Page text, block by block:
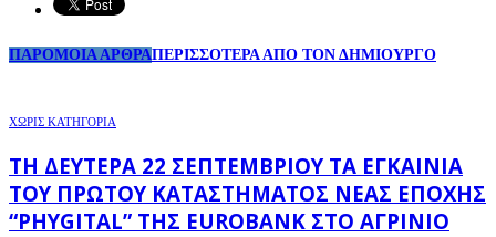
ΠΑΡΟΜΟΙΑ ΑΡΘΡΑΠΕΡΙΣΣΟΤΕΡΑ ΑΠΟ ΤΟΝ ΔΗΜΙΟΥΡΓΟ
ΧΩΡΊΣ ΚΑΤΗΓΟΡΊΑ
ΤΗ ΔΕΥΤΈΡΑ 22 ΣΕΠΤΕΜΒΡΊΟΥ ΤΑ ΕΓΚΑΊΝΙΑ
ΤΟΥ ΠΡΏΤΟΥ ΚΑΤΑΣΤΉΜΑΤΟΣ ΝΈΑΣ ΕΠΟΧΉΣ
“PHYGITAL” ΤΗΣ EUROBANK ΣΤΟ ΑΓΡΊΝΙΟ